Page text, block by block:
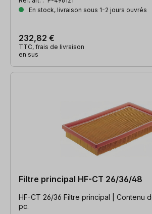
En stock, livraison sous 1-2 jours ouvrés
232,82 €
TTC, frais de livraison
en sus
Filtre principal HF-CT 26/36/48
HF-CT 26/36 Filtre principal | Contenu
pc.